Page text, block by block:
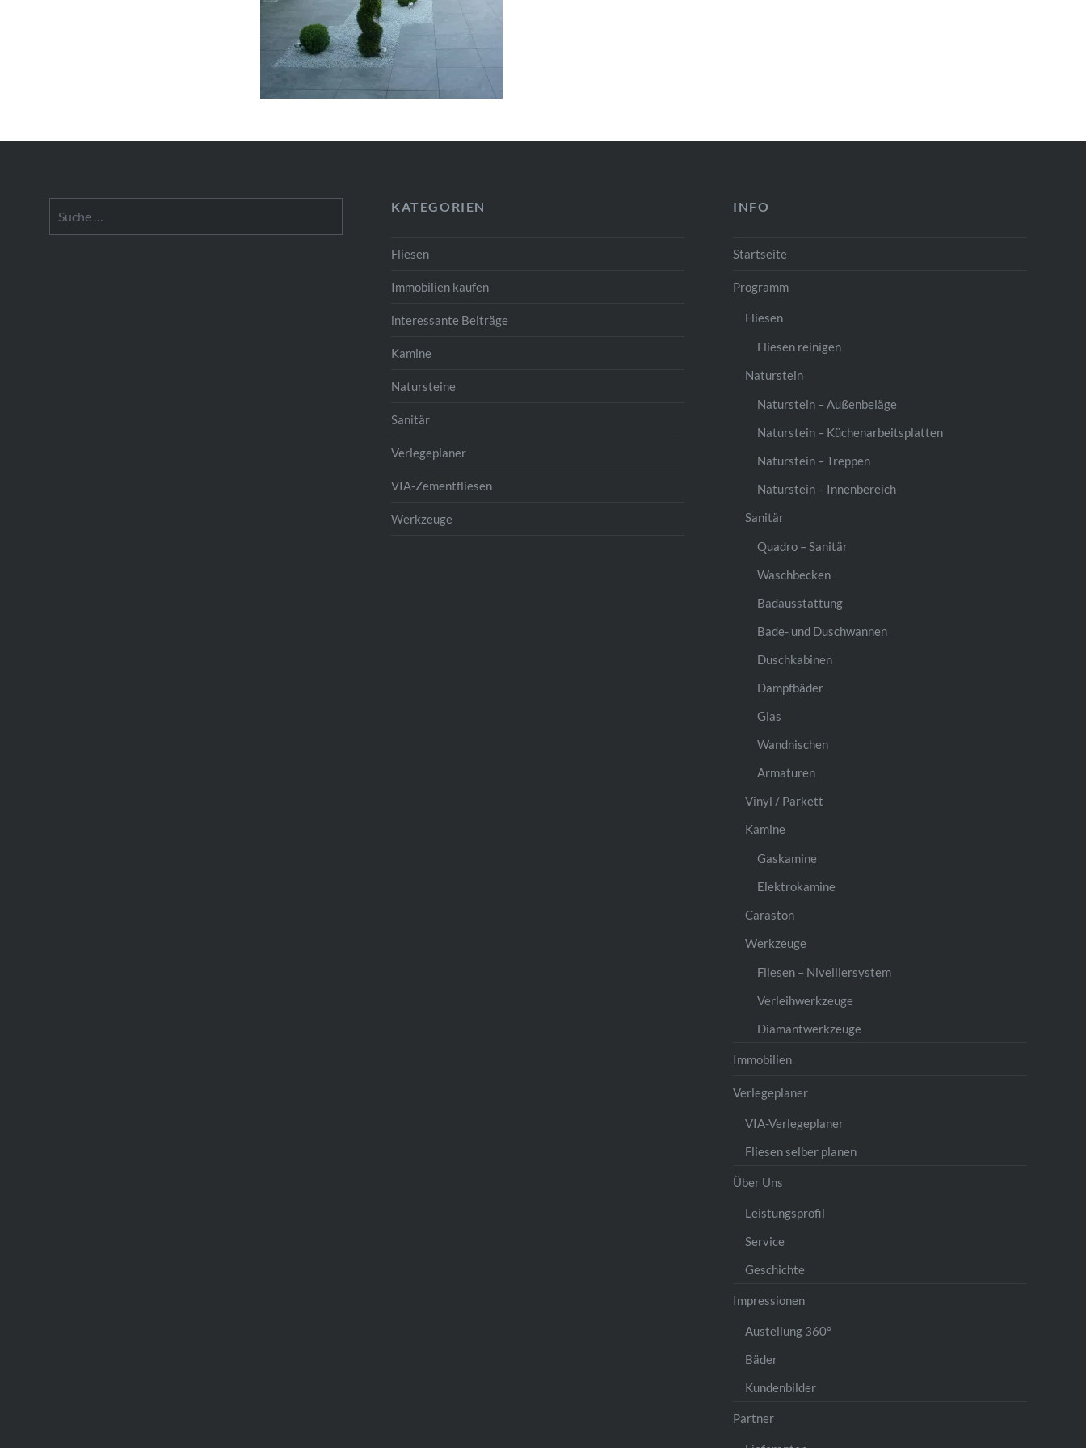
nach:
KATEGORIEN
Fliesen
Immobilien kaufen
interessante Beiträge
Kamine
Natursteine
Sanitär
Verlegeplaner
VIA-Zementfliesen
Werkzeuge
INFO
Startseite
Programm
Fliesen
Fliesen reinigen
Naturstein
Naturstein – Außenbeläge
Naturstein – Küchenarbeitsplatten
Naturstein – Treppen
Naturstein – Innenbereich
Sanitär
Quadro – Sanitär
Waschbecken
Badausstattung
Bade- und Duschwannen
Duschkabinen
Dampfbäder
Glas
Wandnischen
Armaturen
Vinyl / Parkett
Kamine
Gaskamine
Elektrokamine
Caraston
Werkzeuge
Fliesen – Nivelliersystem
Verleihwerkzeuge
Diamantwerkzeuge
Immobilien
Verlegeplaner
VIA-Verlegeplaner
Fliesen selber planen
Über Uns
Leistungsprofil
Service
Geschichte
Impressionen
Austellung 360°
Bäder
Kundenbilder
Partner